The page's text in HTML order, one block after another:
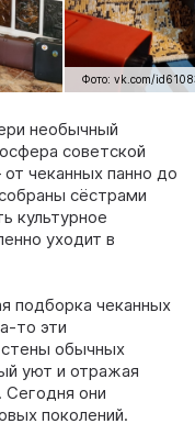
Фото: vk.com/
необычный
советской
чеканных панно до
сёстрами
культурное
уходит в
подборка чеканных
эти
стены обычных
уют и отражая
Сегодня они
поколений.